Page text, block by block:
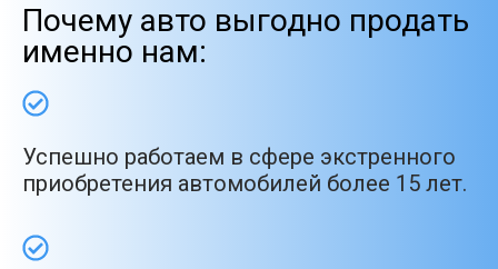
Почему авто выгодно продать
именно нам:
Успешно работаем в сфере экстренного
приобретения автомобилей более 15 лет.